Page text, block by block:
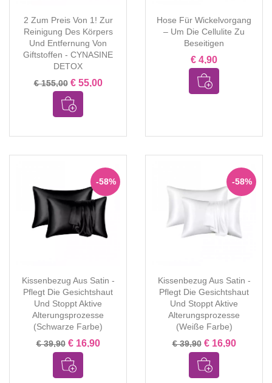
2 Zum Preis Von 1! Zur
Reinigung Des Körpers
Und Entfernung Von
Giftstoffen - CYNASINE
DETOX
€ 155,00 € 55,00
Hose Für Wickelvorgang
– Um Die Cellulite Zu
Beseitigen
€ 4,90
Kissenbezug Aus Satin -
Pflegt Die Gesichtshaut
Und Stoppt Aktive
Alterungsprozesse
(Schwarze Farbe)
€ 39,90 € 16,90
-58%
Kissenbezug Aus Satin -
Pflegt Die Gesichtshaut
Und Stoppt Aktive
Alterungsprozesse
(Weiße Farbe)
€ 39,90 € 16,90
-58%